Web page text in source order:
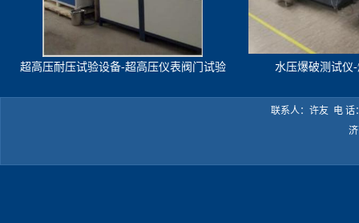
超高压耐压试验设备-超高压仪表阀门试验
水压爆破测试仪
联系人：许友 电 话